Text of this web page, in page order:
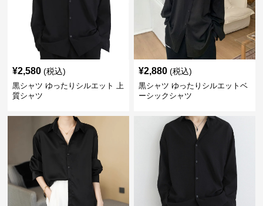
¥2,580 (税込)
黒シャツ ゆったりシルエット 上
質シャツ
¥2,880 (税込)
黒シャツ ゆったりシルエットベ
ーシックシャツ